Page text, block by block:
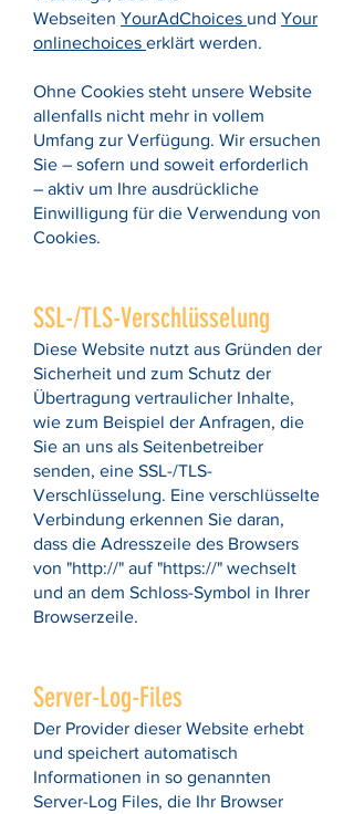
Webseiten YourAdChoices und Your
onlinechoices erklärt werden.
Ohne Cookies steht unsere Website
allenfalls nicht mehr in vollem
Umfang zur Verfügung. Wir ersuchen
Sie – sofern und soweit erforderlich
– aktiv um Ihre ausdrückliche
Einwilligung für die Verwendung von
Cookies.
SSL-/TLS-Verschlüsselung
Diese Website nutzt aus Gründen der
Sicherheit und zum Schutz der
Übertragung vertraulicher Inhalte,
wie zum Beispiel der Anfragen, die
Sie an uns als Seitenbetreiber
senden, eine SSL-/TLS-
Verschlüsselung. Eine verschlüsselte
Verbindung erkennen Sie daran,
dass die Adresszeile des Browsers
von "http://" auf "https://" wechselt
und an dem Schloss-Symbol in Ihrer
Browserzeile.
Server-Log-Files
Der Provider dieser Website erhebt
und speichert automatisch
Informationen in so genannten
Server-Log Files, die Ihr Browser